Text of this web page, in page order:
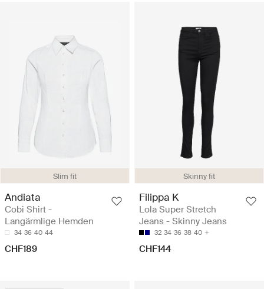
Slim fit
Andiata
Cobi Shirt -
Langärmlige Hemden
34 36 40 44
CHF189
Skinny fit
Filippa K
Lola Super Stretch
Jeans - Skinny Jeans
32 34 36 38 40
CHF144